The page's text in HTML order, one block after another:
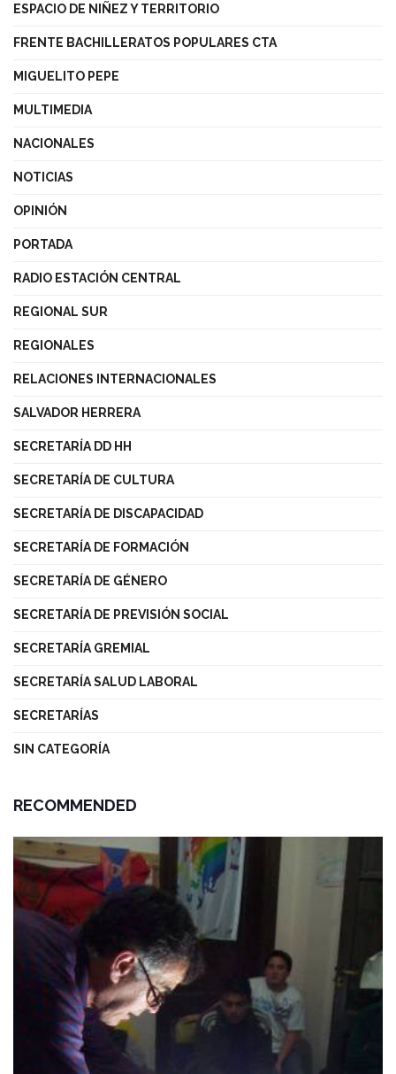
ESPACIO DE NIÑEZ Y TERRITORIO
FRENTE BACHILLERATOS POPULARES CTA
MIGUELITO PEPE
MULTIMEDIA
NACIONALES
NOTICIAS
OPINIÓN
PORTADA
RADIO ESTACIÓN CENTRAL
REGIONAL SUR
REGIONALES
RELACIONES INTERNACIONALES
SALVADOR HERRERA
SECRETARÍA DD HH
SECRETARÍA DE CULTURA
SECRETARÍA DE DISCAPACIDAD
SECRETARÍA DE FORMACIÓN
SECRETARÍA DE GÉNERO
SECRETARÍA DE PREVISIÓN SOCIAL
SECRETARÍA GREMIAL
SECRETARÍA SALUD LABORAL
SECRETARÍAS
SIN CATEGORÍA
RECOMMENDED